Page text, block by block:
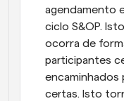
agendamento
ciclo S&OP.
ocorra de
participantes
encaminhados
certas. Isto